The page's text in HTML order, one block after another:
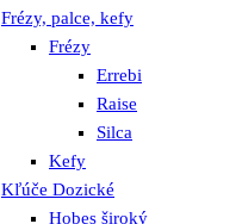
Frézy, palce, kefy
Frézy
Errebi
Raise
Silca
Kefy
Kľúče Dozické
Hobes široký